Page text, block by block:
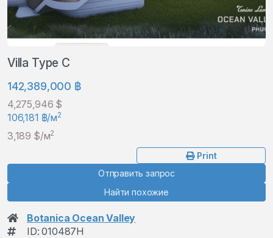
Villa Type C
142,389,000 ฿
4,275,946 $
106,181 ฿/м2
3,189 $/м2
Print
Отправить запрос
Найти похожие
Botanica Ocean Valley
ID: 010487H